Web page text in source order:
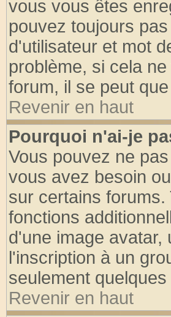
vous vous êtes
pouvez toujours
d'utilisateur et mot
problème, si cela
forum, il se peut
Revenir en haut
Pourquoi n'ai-je
Vous pouvez ne
vous avez besoin
sur certains
fonctions
d'une image avatar,
l'inscription à un
seulement
Revenir en haut